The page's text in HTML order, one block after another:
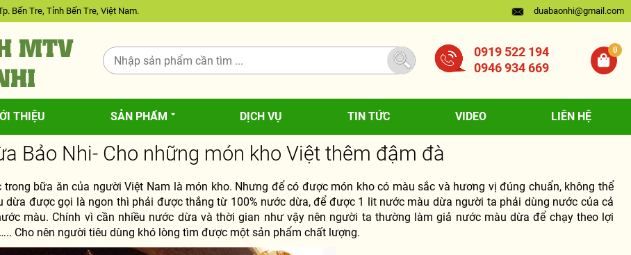
Bến Tre, Tỉnh Bến Tre, Việt Nam. duabaonhi@gmail.com
0919 522 194
0946 934 669
0
THIỆU SẢN PHẨM DỊCH VỤ TIN TỨC VIDEO LIÊN HỆ
Bảo Nhi- Cho những món kho Việt thêm đậm đà
bữa ăn của người Việt Nam là món kho. Nhưng để có được món kho có màu sắc và hương vị đúng chuẩn, không thể
được gọi là ngon thì phải được thắng từ 100% nước dừa, để được 1 lit nước màu dừa người ta phải dùng nước của cả
màu. Chính vì cần nhiều nước dừa và thời gian như vậy nên người ta thường làm giả nước màu dừa để chạy theo lợi
Cho nên người tiêu dùng khó lòng tìm được một sản phẩm chất lượng.